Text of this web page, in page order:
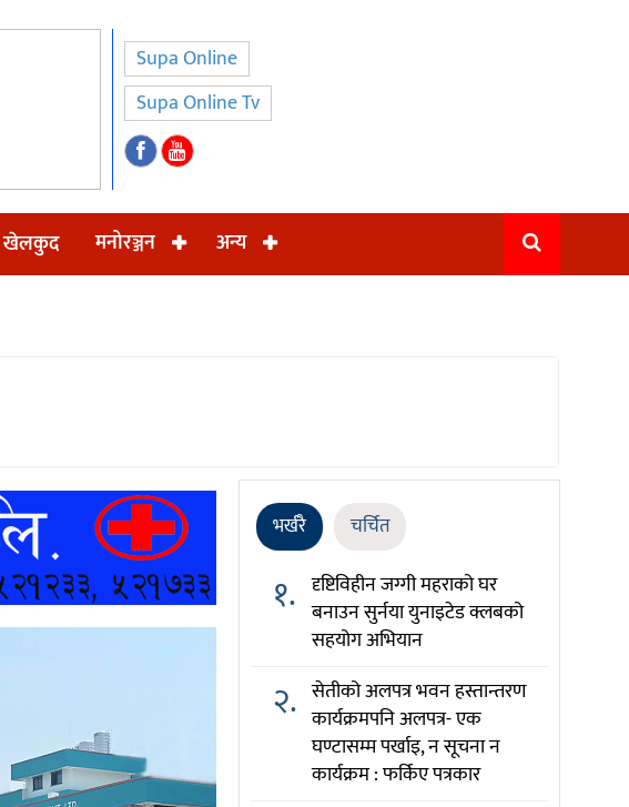
Supa Online
Supa Online Tv
खेलकुद मनोरञ्जन अन्य
भर्खरै चर्चित
१. दृष्टिविहीन जग्गी महराको घर
बनाउन सुर्नया युनाइटेड क्लबको
सहयोग अभियान
२. सेतीको अलपत्र भवन हस्तान्तरण
कार्यक्रमपनि अलपत्र- एक
घण्टासम्म पर्खाइ, न सूचना न
कार्यक्रम : फर्किए पत्रकार